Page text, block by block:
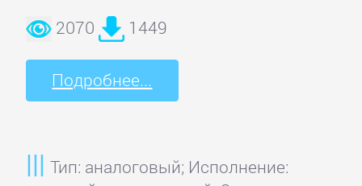
2070 1449
Подробнее...
Тип: аналоговый; Исполнение:
HP
Jetway